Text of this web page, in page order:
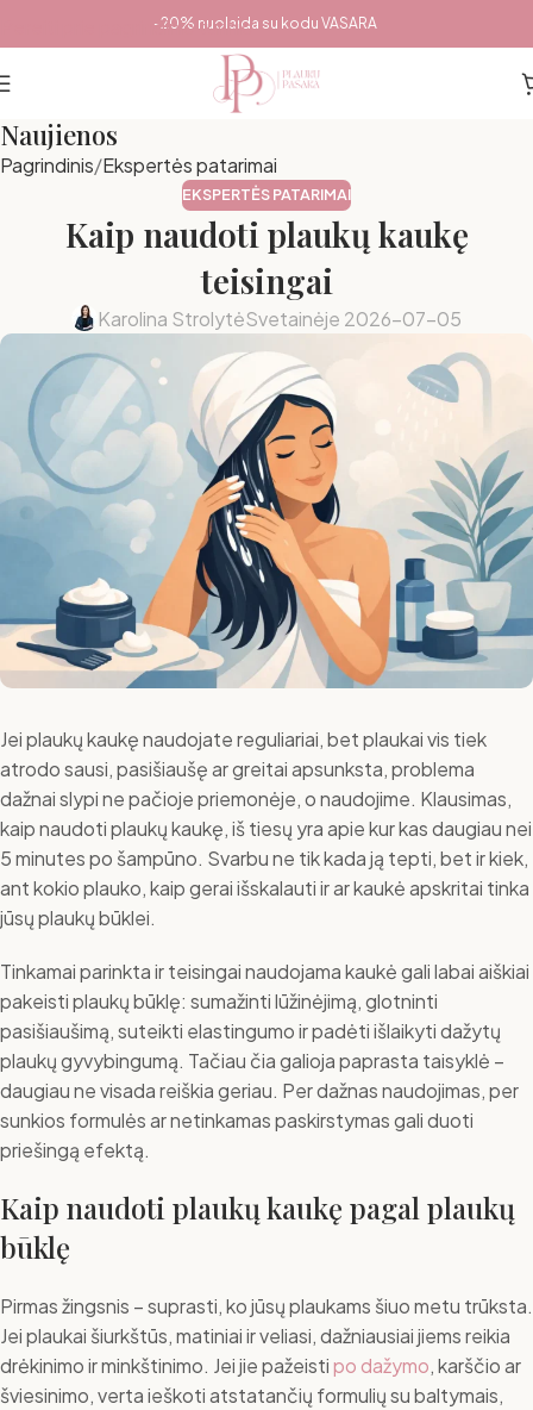
Pereiti prie pagrindinio turinio-20% nuolaida su kodu VASARA
Naujienos
Pagrindinis Ekspertės patarimai
EKSPERTĖS PATARIMAI
Kaip naudoti plaukų kaukę
teisingai
Karolina StrolytėSvetainėje 2026-07-05
Jei plaukų kaukę naudojate reguliariai, bet plaukai vis tiek
atrodo sausi, pasišiaušę ar greitai apsunksta, problema
dažnai slypi ne pačioje priemonėje, o naudojime. Klausimas,
kaip naudoti plaukų kaukę, iš tiesų yra apie kur kas daugiau nei
5 minutes po šampūno. Svarbu ne tik kada ją tepti, bet ir kiek,
ant kokio plauko, kaip gerai išskalauti ir ar kaukė apskritai tinka
jūsų plaukų būklei.
Tinkamai parinkta ir teisingai naudojama kaukė gali labai aiškiai
pakeisti plaukų būklę: sumažinti lūžinėjimą, glotninti
pasišiaušimą, suteikti elastingumo ir padėti išlaikyti dažytų
plaukų gyvybingumą. Tačiau čia galioja paprasta taisyklė –
daugiau ne visada reiškia geriau. Per dažnas naudojimas, per
sunkios formulės ar netinkamas paskirstymas gali duoti
priešingą efektą.
Kaip naudoti plaukų kaukę pagal plaukų
būklę
Pirmas žingsnis – suprasti, ko jūsų plaukams šiuo metu trūksta.
Jei plaukai šiurkštūs, matiniai ir veliasi, dažniausiai jiems reikia
drėkinimo ir minkštinimo. Jei jie pažeistipo dažymo, karščio ar
šviesinimo, verta ieškoti atstatančių formulių su baltymais,